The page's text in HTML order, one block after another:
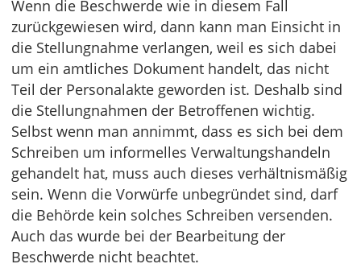
Wenn die Beschwerde wie in diesem Fall
zurückgewiesen wird, dann kann man Einsicht in
die Stellungnahme verlangen, weil es sich dabei
um ein amtliches Dokument handelt, das nicht
Teil der Personalakte geworden ist. Deshalb sind
die Stellungnahmen der Betroffenen wichtig.
Selbst wenn man annimmt, dass es sich bei dem
Schreiben um informelles Verwaltungshandeln
gehandelt hat, muss auch dieses verhältnismäßig
sein. Wenn die Vorwürfe unbegründet sind, darf
die Behörde kein solches Schreiben versenden.
Auch das wurde bei der Bearbeitung der
Beschwerde nicht beachtet.